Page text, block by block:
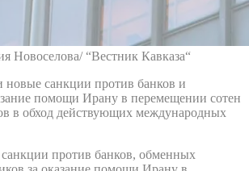
Новоселова/ “Вестник Кавказа“
санкции против банков и
помощи Ирану в перемещении сотен
в обход действующих международных
против банков, обменных